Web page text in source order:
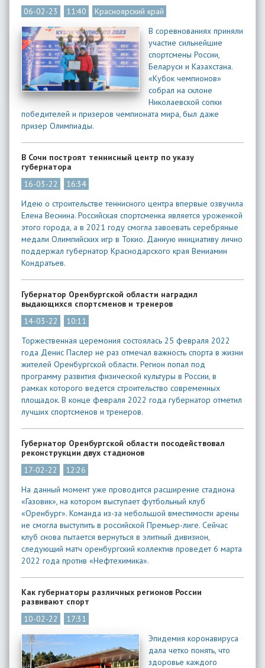
06-02-23
11:40
Красноярский край
В соревнованиях приняли
участие сильнейшие
спортсмены России,
Беларуси и Казахстана.
«Кубок чемпионов»
собрал на склоне
Николаевской сопки
победителей и призеров чемпионата мира, был даже
призер Олимпиады.
В Сочи построят теннисный центр по указу
губернатора
16-03-22
16:34
Идею о строительстве теннисного центра впервые озвучила
Елена Веснина. Российская спортсменка является уроженкой
этого города, а в 2021 году смогла завоевать серебряные
медали Олимпийских игр в Токио. Данную инициативу лично
поддержал губернатор Краснодарского края Вениамин
Кондратьев.
Губернатор Оренбургской области наградил
выдающихся спортсменов и тренеров
14-03-22
10:11
Торжественная церемония состоялась 25 февраля 2022
года Денис Паслер не раз отмечал важность спорта в жизни
жителей Оренбургской области. Регион попал под
программу развития физической культуры в России, в
рамках которого ведется строительство современных
площадок. В конце февраля 2022 года губернатор отметил
лучших спортсменов и тренеров.
Губернатор Оренбургской области посодействовал
реконструкции двух стадионов
17-02-22
12:26
На данный момент уже проводится расширение стадиона
«Газовик», на котором выступает футбольный клуб
«Оренбург». Команда из-за небольшой вместимости арены
не смогла выступить в российской Премьер-лиге. Сейчас
клуб снова пытается вернуться в элитный дивизион,
следующий матч оренбургский коллектив проведет 6 марта
2022 года против «Нефтехимика».
Как губернаторы различных регионов России
развивают спорт
10-02-22
17:31
Эпидемия коронавируса
дала четко понять, что
здоровье каждого